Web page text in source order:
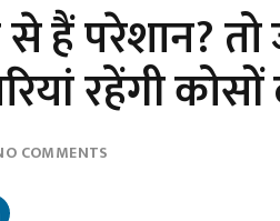
से हैं परेशान?
रहेंगी कोसों
COMMENTS